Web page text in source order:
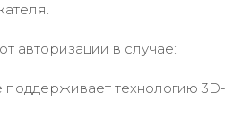
авторизации в случае:
поддерживает технологию 3D-